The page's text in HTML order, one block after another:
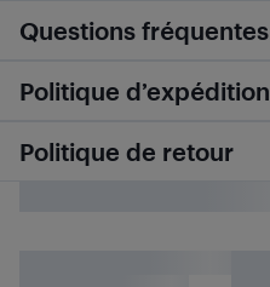
Questions fréquentes
Politique d’expédition
Politique de retour